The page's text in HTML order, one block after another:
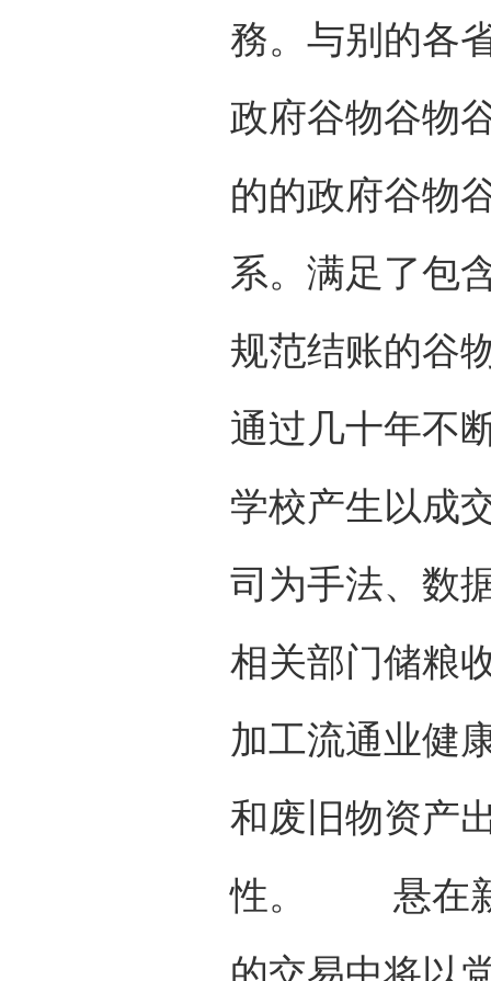
務。与别的各
政府谷物谷物
的的政府谷物
系。满足了包
规范结账的
通过几十年不
学校产生以成
司为手法、数
相关部门储粮
加工流通业健
和废旧物资产
性。 悬在新